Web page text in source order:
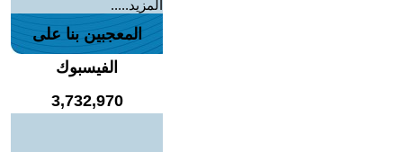
المزيد.....
المعجبين بنا على
الفيسبوك
3,732,970